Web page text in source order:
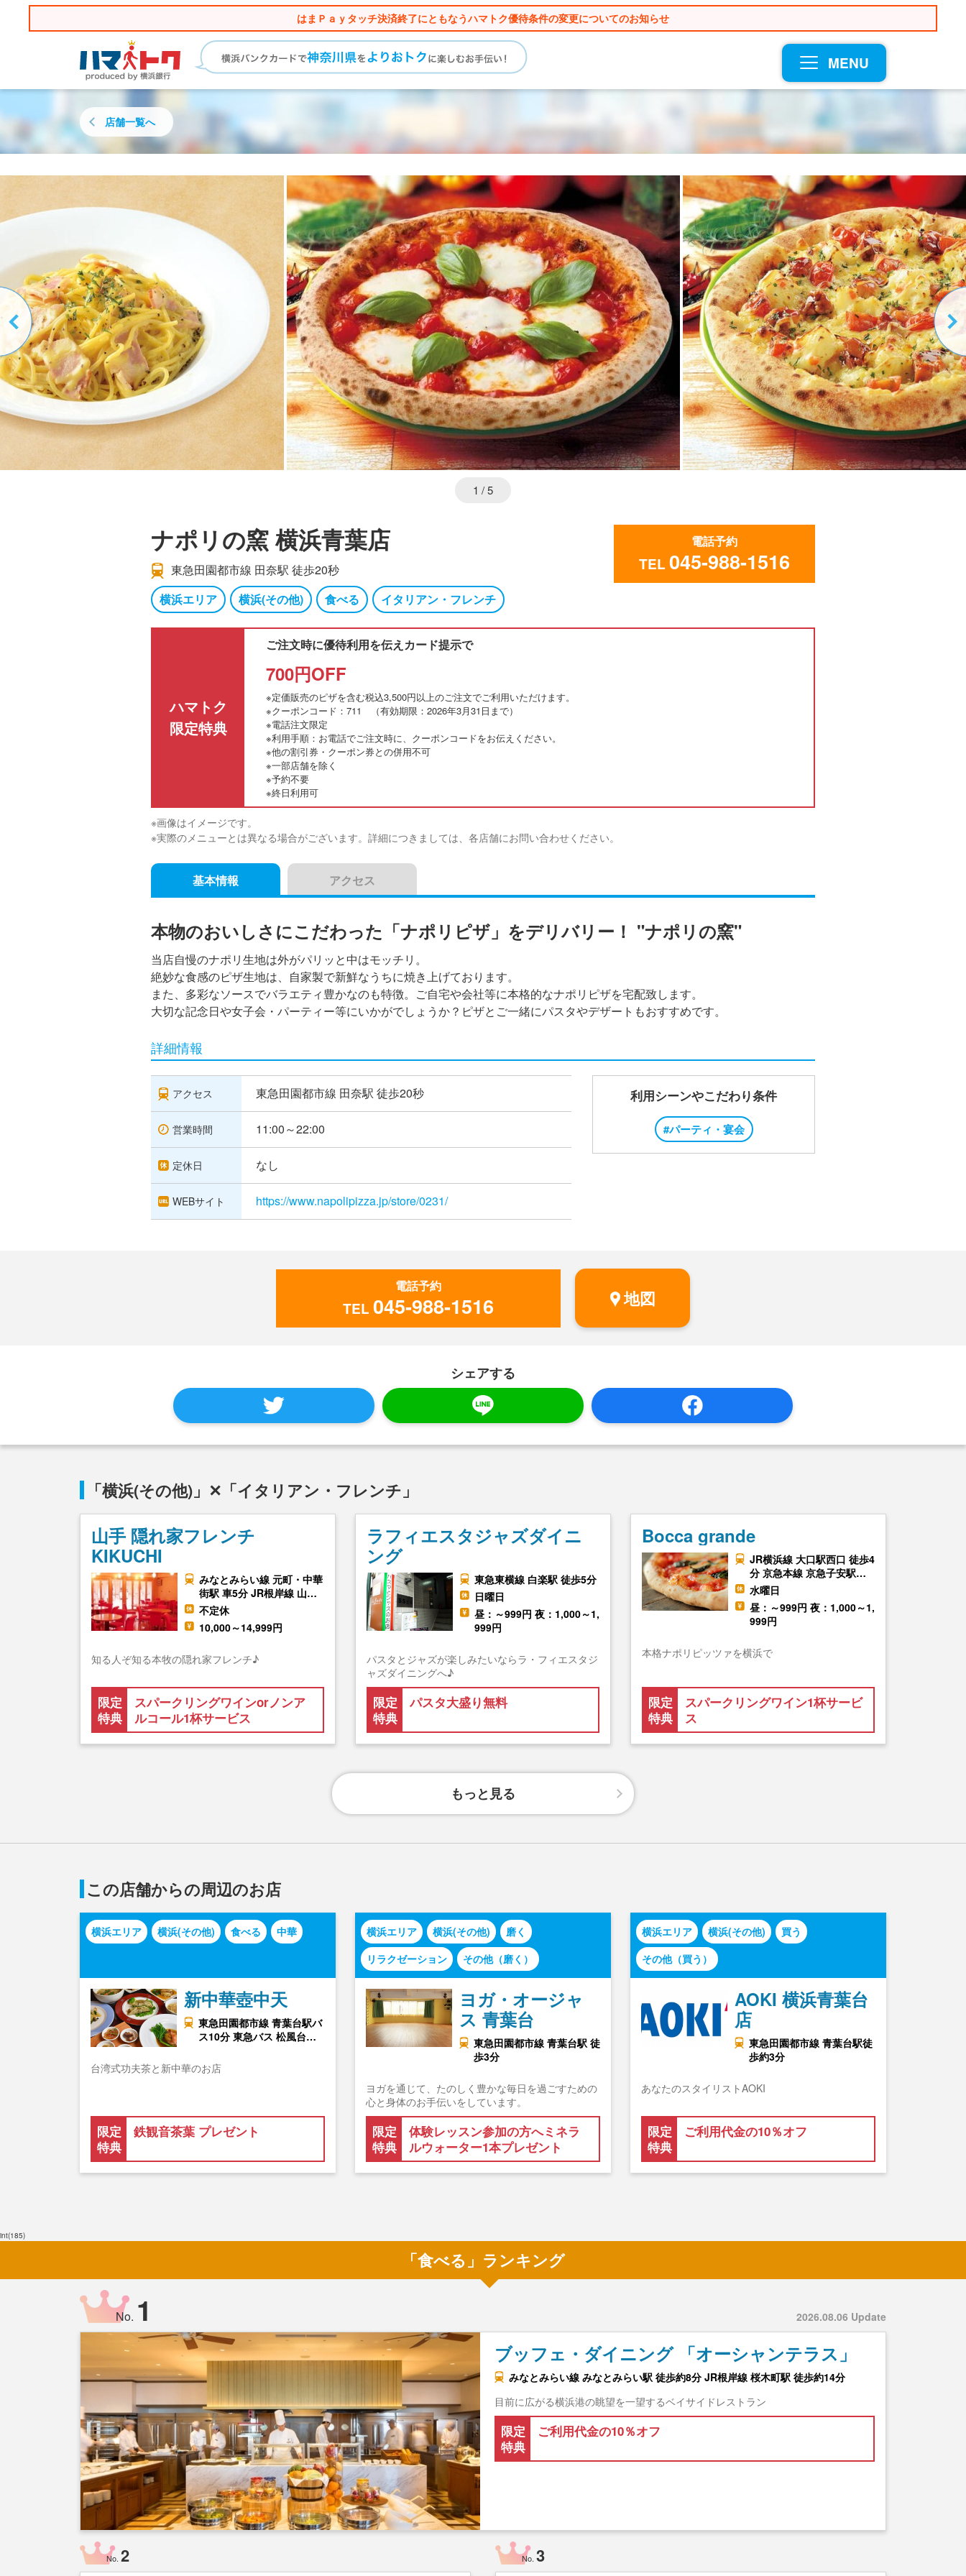
はまＰａｙタッチ決済終了にともなうハマトク優待条件の変更についてのお知らせ
MENU
店舗一覧へ
1 / 5
ナポリの窯 横浜青葉店
東急田園都市線 田奈駅 徒歩20秒
横浜エリア
横浜(その他) 食べる イタリアン・フレンチ
電話予約
TEL 045-988-1516
ハマトク
限定特典
ご注文時に優待利用を伝えカード提示で
700円OFF
※定価販売のピザを含む税込3,500円以上のご注文でご利用いただけます。
※クーポンコード：711
（有効期限： 2026年3月31 日まで）
※電話注文限定
※利用手順：お電話でご注文時に、クーポンコードをお伝えください。
※他の割引券・クーポン券との併用不可
※一部店舗を除く
※予約不要
※終日利用可
※画像はイメージです。
※実際のメニューとは異なる場合がございます。詳細につきましては、各店舗にお問い合わせください。
基本情報 アクセス
本物のおいしさにこだわった「ナポリピザ」をデリバリー！ "ナポリの窯"
当店自慢のナポリ生地は外がパリッと中はモッチリ。
絶妙な食感のピザ生地は、自家製で新鮮なうちに焼き上げております。
また、多彩なソースでバラエティ豊かなのも特徴。ご自宅や会社等に本格的なナポリピザを宅配致します。
大切な記念日や女子会・パーティー等にいかがでしょうか？ピザとご一緒にパスタやデザートもおすすめです。
詳細情報
アクセス 東急田園都市線 田奈駅 徒歩20秒
営業時間 11:00～22:00
定休日 なし
WEBサイト https://www.napolipizza.jp/store/0231/
利用シーンやこだわり条件
#パーティ・宴会
電話予約
TEL 045-988-1516 地図
シェアする
「横浜(その他)」✕「イタリアン・フレンチ」
山手 隠れ家フレンチ
KIKUCHI
みなとみらい線 元町・中華
街駅 車5分 JR根岸線 山…
不定休
10,000～14,999円
知る人ぞ知る本牧の隠れ家フレンチ♪
限定
特典
スパークリングワインorノンア
ルコール1杯サービス
ラフィエスタジャズダイニ
ング
東急東横線 白楽駅 徒歩5分
日曜日
昼：～999円 夜：1,000～1,
999円
パスタとジャズが楽しみたいならラ・フィエスタジ
ャズダイニングへ♪
限定
特典
パスタ大盛り無料
Bocca grande
JR横浜線 大口駅西口 徒歩4
分 京急本線 京急子安駅…
水曜日
昼：～999円 夜：1,000～1,
999円
本格ナポリピッツァを横浜で
限定
特典
スパークリングワイン1杯サービ
ス
もっと見る
この店舗からの周辺のお店
横浜エリア 横浜(その他) 食べる 中華
新中華壺中天
東急田園都市線 青葉台駅バ
ス10分 東急バス 松風台…
台湾式功夫茶と新中華のお店
限定
特典
鉄観音茶葉 プレゼント
横浜エリア 横浜(その他)
磨く
リラクゼーション
その他（磨く）
ヨガ・オージャ
ス 青葉台
東急田園都市線 青葉台駅 徒
歩3分
ヨガを通じて、たのしく豊かな毎日を過ごすための
心と身体のお手伝いをしています。
限定
特典
体験レッスン参加の方へミネラ
ルウォーター1本プレゼント
横浜エリア 横浜(その他)
買う
その他（買う）
AOKI 横浜青葉台
店
東急田園都市線 青葉台駅徒
歩約3分
あなたのスタイリストAOKI
限定
特典
ご利用代金の10％オフ
int(185)
「食べる」ランキング
2026.08.06 Update
No. 1
ブッフェ・ダイニング 「オーシャンテラス」
みなとみらい線 みなとみらい駅 徒歩約8分 JR根岸線 桜木町駅 徒歩約14分
目前に広がる横浜港の眺望を一望するベイサイドレストラン
限定
特典
ご利用代金の10％オフ
No. 2 No. 3